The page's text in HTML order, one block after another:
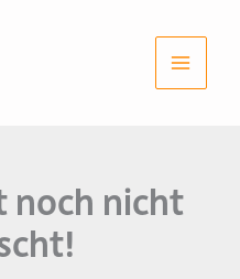
noch nicht